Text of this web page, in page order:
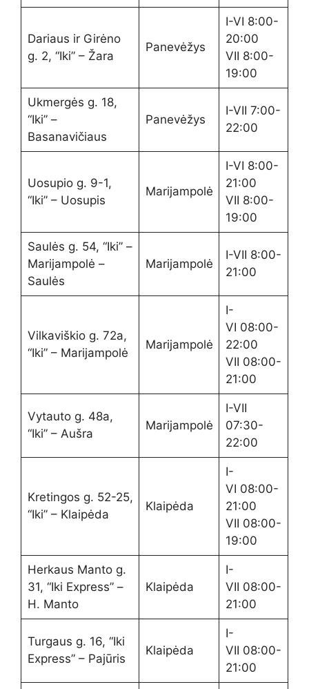
Dariaus ir Girėno
g. 2, “Iki” – Žara
Panevėžys
I-VI 8:00-
20:00
VII 8:00-
19:00
Ukmergės g. 18,
“Iki” –
Basanavičiaus
Panevėžys
I-VII 7:00-
22:00
Uosupio g. 9-1,
“Iki” – Uosupis
Marijampolė
I-VI 8:00-
21:00
VII 8:00-
19:00
Saulės g. 54, “Iki” –
Marijampolė –
Saulės
Marijampolė
I-VII 8:00-
21:00
Vilkaviškio g. 72a,
“Iki” – Marijampolė
Marijampolė
I-
VI 08:00-
22:00
VII 08:00-
21:00
Vytauto g. 48a,
“Iki” – Aušra
Marijampolė
I-VII
07:30-
22:00
Kretingos g. 52-25,
“Iki” – Klaipėda
Klaipėda
I-
VI 08:00-
21:00
VII 08:00-
19:00
Herkaus Manto g.
31, “Iki Express” –
H. Manto
Klaipėda
I-
VII 08:00-
21:00
Turgaus g. 16, “Iki
Express” – Pajūris
Klaipėda
I-
VII 08:00-
21:00